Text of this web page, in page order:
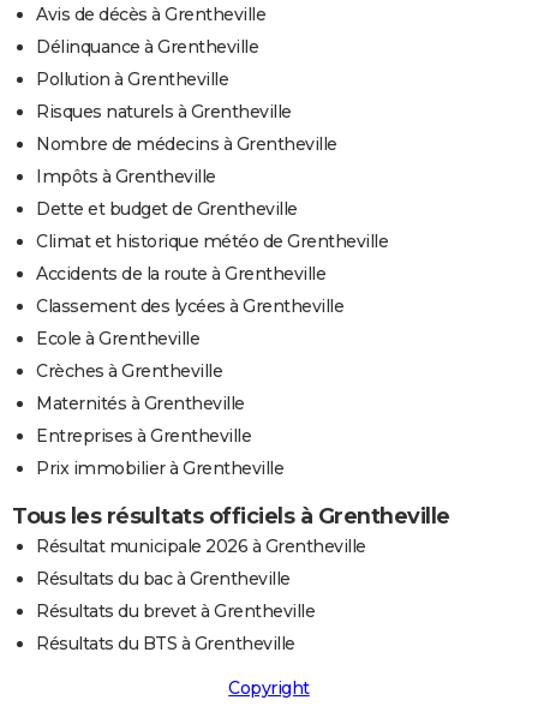
Avis de décès à Grentheville
Délinquance à Grentheville
Pollution à Grentheville
Risques naturels à Grentheville
Nombre de médecins à Grentheville
Impôts à Grentheville
Dette et budget de Grentheville
Climat et historique météo de Grentheville
Accidents de la route à Grentheville
Classement des lycées à Grentheville
Ecole à Grentheville
Crèches à Grentheville
Maternités à Grentheville
Entreprises à Grentheville
Prix immobilier à Grentheville
Tous les résultats officiels à Grentheville
Résultat municipale 2026 à Grentheville
Résultats du bac à Grentheville
Résultats du brevet à Grentheville
Résultats du BTS à Grentheville
Copyright